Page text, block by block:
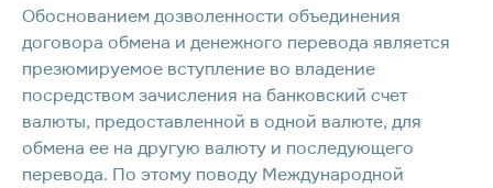
Обоснованием дозволенности объединения
договора обмена и денежного перевода является
презюмируемое вступление во владение
посредством зачисления на банковский счет
валюты, предоставленной в одной валюте, для
обмена ее на другую валюту и последующего
перевода. По этому поводу Международной